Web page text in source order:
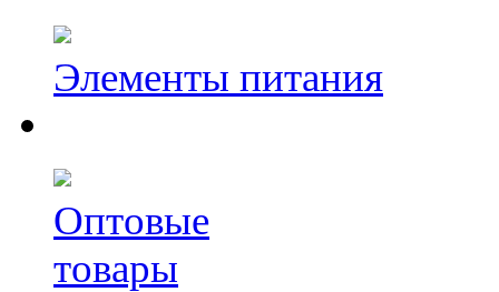
Элементы питания
Оптовые
товары